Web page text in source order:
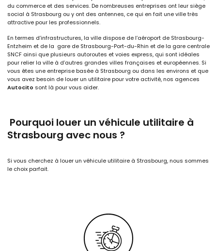
du commerce et des services. De nombreuses entreprises ont leur siège
social à Strasbourg ou y ont des antennes, ce qui en fait une ville très
attractive pour les professionnels.
En termes d’infrastructures, la ville dispose de l’aéroport de Strasbourg-
Entzheim et de la gare de Strasbourg-Port-du-Rhin et de la gare centrale
SNCF ainsi que plusieurs autoroutes et voies express, qui sont idéales
pour relier la ville à d’autres grandes villes françaises et européennes. Si
vous êtes une entreprise basée à Strasbourg ou dans les environs et que
vous avez besoin de louer un utilitaire pour votre activité, nos agences
Autocito sont là pour vous aider.
Pourquoi louer un véhicule utilitaire à
Strasbourg avec nous ?
Si vous cherchez à louer un véhicule utilitaire à Strasbourg, nous sommes
le choix parfait.